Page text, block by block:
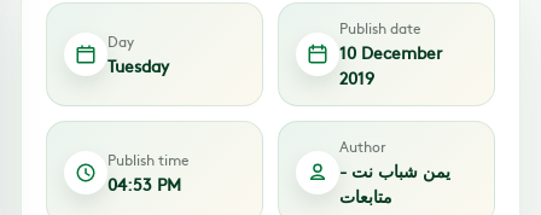
Day
Tuesday
Publish date
10 December
2019
Publish time
04:53 PM
Author
يمن شباب نت -
متابعات